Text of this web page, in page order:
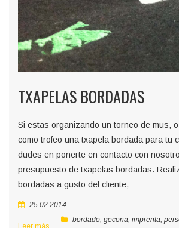
TXAPELAS BORDADAS
Si estas organizando un torneo de mus,
como trofeo una txapela bordada para tu
dudes en ponerte en contacto con
presupuesto de txapelas bordadas.
bordadas a gusto del cliente,
25.02.2014
bordado, gecona, imprenta,
Leer más